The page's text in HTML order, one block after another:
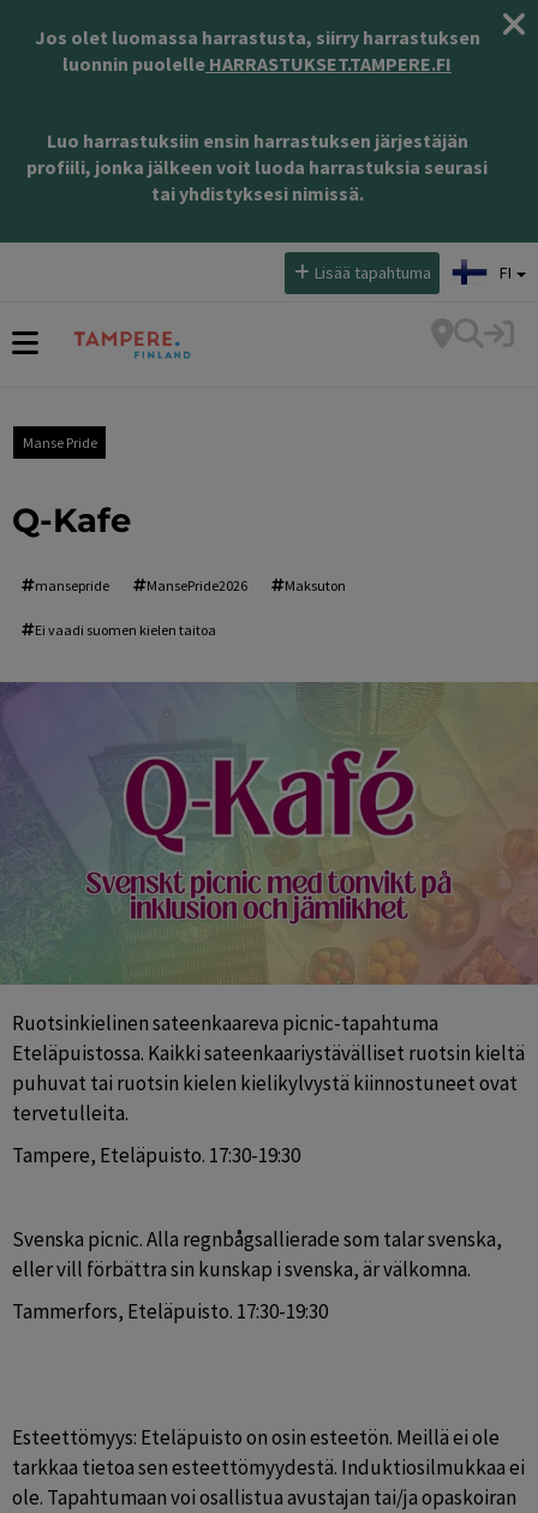
Jos olet luomassa harrastusta, siirry harrastuksen
luonnin puolelle HARRASTUKSET.TAMPERE.FI
Luo harrastuksiin ensin harrastuksen järjestäjän
profiili, jonka jälkeen voit luoda harrastuksia seurasi
tai yhdistyksesi nimissä.
Lisää tapahtuma FI
Manse Pride
Q-Kafe
mansepride MansePride2026 Maksuton
Ei vaadi suomen kielen taitoa
Ruotsinkielinen sateenkaareva picnic-tapahtuma
Eteläpuistossa. Kaikki sateenkaariystävälliset ruotsin kieltä
puhuvat tai ruotsin kielen kielikylvystä kiinnostuneet ovat
tervetulleita.
Tampere, Eteläpuisto. 17:30-19:30
Svenska picnic. Alla regnbågsallierade som talar svenska,
eller vill förbättra sin kunskap i svenska, är välkomna.
Tammerfors, Eteläpuisto. 17:30-19:30
Esteettömyys: Eteläpuisto on osin esteetön. Meillä ei ole
tarkkaa tietoa sen esteettömyydestä. Induktiosilmukkaa ei
ole. Tapahtumaan voi osallistua avustajan tai/ja opaskoiran